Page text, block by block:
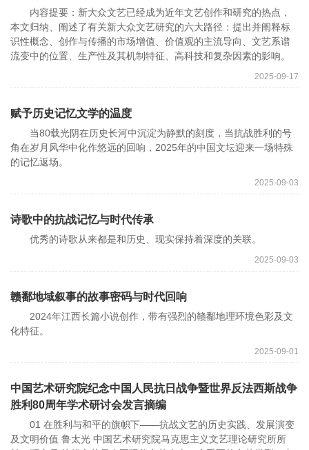
内容提要：新大众文艺已经成为近年文艺创作和研究的热点，
本文归纳、阐述了有关新大众文艺研究的六大路径：提出并阐释标
识性概念、创作与传播的市场增值、价值观的主流导向、文艺系谱
流变中的位置、生产性及其机制特征、高科技和复杂因素的影响。
2025-09-17
赋予历史记忆文学的温度
当80载光阴在历史长河中沉淀为静默的刻度，当抗战胜利的号
角在岁月风华中化作悠远的回响，2025年的中国文坛迎来一场特殊
的记忆返场。
2025-09-03
诗歌中的抗战记忆与时代传承
优秀的诗歌从来都是和历史、现实保持着深度的关联。
2025-09-03
赣鄱地域叙事的故事密码与时代回响
2024年江西长篇小说创作，带有强烈的赣鄱地理环境色彩及文
化特征。
2025-09-01
中国艺术研究院纪念中国人民抗日战争暨世界反法西斯战争
胜利80周年学术研讨会发言摘编
01 在胜利与和平的旗帜下——抗战文艺的历史实践、发展演变
及文明价值 鲁太光 中国艺术研究院马克思主义文艺理论研究所所